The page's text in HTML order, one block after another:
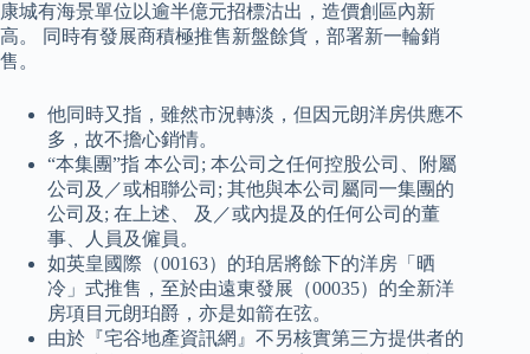
康城有海景單位以逾半億元招標沽出，造價創區內新
高。 同時有發展商積極推售新盤餘貨，部署新一輪銷
售。
他同時又指，雖然市況轉淡，但因元朗洋房供應不
多，故不擔心銷情。
“本集團”指 本公司; 本公司之任何控股公司、附屬
公司及／或相聯公司; 其他與本公司屬同一集團的
公司及; 在上述、 及／或內提及的任何公司的董
事、人員及僱員。
如英皇國際（00163）的珀居將餘下的洋房「晒
冷」式推售，至於由遠東發展（00035）的全新洋
房項目元朗珀爵，亦是如箭在弦。
由於『宅谷地產資訊網』不另核實第三方提供者的